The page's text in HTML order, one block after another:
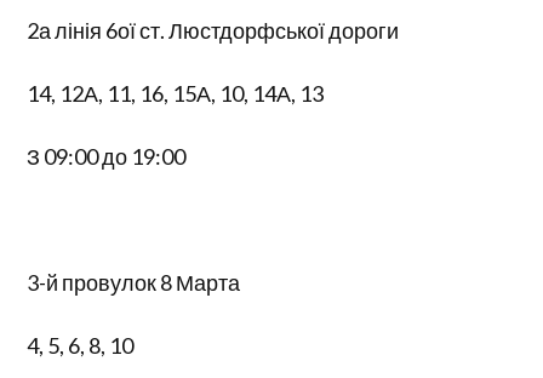
2а лінія 6ої ст. Люстдорфської дороги
14, 12А, 11, 16, 15А, 10, 14А, 13
З 09:00 до 19:00
3-й провулок 8 Марта
4, 5, 6, 8, 10